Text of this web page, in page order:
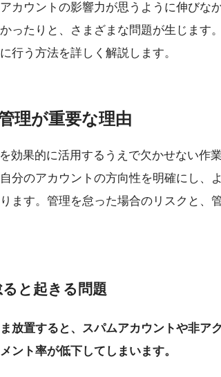
カウントの影響力が思うように伸びな
ったりと、さまざまな問題が生じます
行う方法を詳しく解説します。
理が重要な理由
効果的に活用するうえで欠かせない作
分のアカウントの方向性を明確にし、
ます。管理を怠った場合のリスクと、
と起きる問題
放置すると、スパムアカウントや非ア
ント率が低下してしまいます。